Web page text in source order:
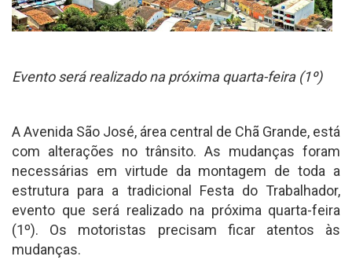
Evento será realizado na próxima quarta-feira (1º)
A Avenida São José, área central de Chã Grande, está
com alterações no trânsito. As mudanças foram
necessárias em virtude da montagem de toda a
estrutura para a tradicional Festa do Trabalhador,
evento que será realizado na próxima quarta-feira
(1º). Os motoristas precisam ficar atentos às
mudanças.